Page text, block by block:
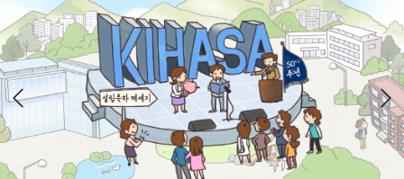
간행물 변천사
기록물 아카이브
사진 아카이브 문서 기록물 행정박물 영상 기록물
50+1 주년 기념